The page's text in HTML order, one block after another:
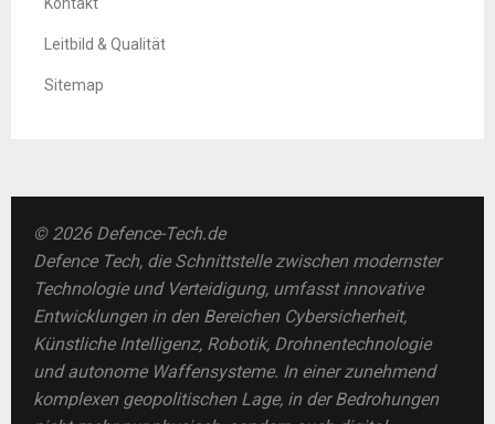
Kontakt
Leitbild & Qualität
Sitemap
© 2026 Defence-Tech.de
Defence Tech, die Schnittstelle zwischen modernster
Technologie und Verteidigung, umfasst innovative
Entwicklungen in den Bereichen Cybersicherheit,
Künstliche Intelligenz, Robotik, Drohnentechnologie
und autonome Waffensysteme. In einer zunehmend
komplexen geopolitischen Lage, in der Bedrohungen